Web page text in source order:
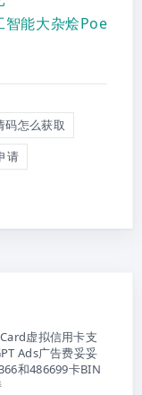
智能大杂烩Poe
码怎么获取
请
虚拟信用卡支
Ads广告费妥妥
和486699卡BIN